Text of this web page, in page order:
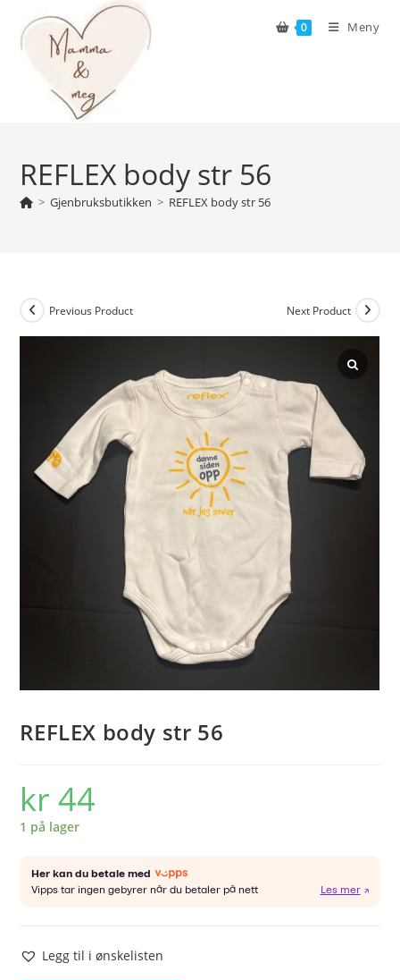
content
0 Meny
REFLEX body str 56
> Gjenbruksbutikken > REFLEX body str 56
Previous Product Next Product
REFLEX body str 56
kr 44
1 på lager
Legg til i ønskelisten